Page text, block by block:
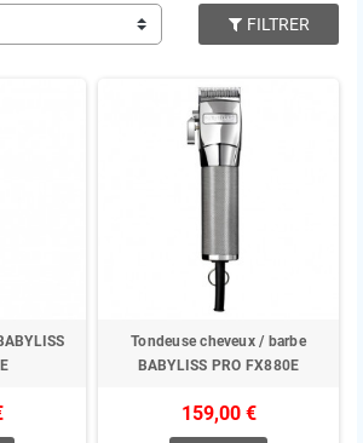
FILTRER
Tondeuse cheveux / barbe
BABYLISS PRO FX880E
159,00 €